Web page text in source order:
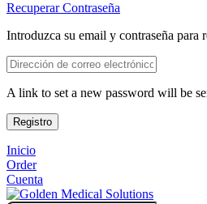
Recuperar Contraseña
Introduzca su email y contraseña para
A link to set a new password will be
Registro
Inicio
Order
Cuenta